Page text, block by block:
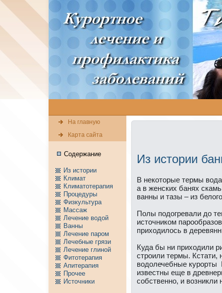
На главную
Карта сайта
Содержание
Из истории
Климат
Климатотерапия
Пpоцедуры
Физкультура
Массаж
Лечение водой
Ванны
Лечение паpом
Лечебные грязи
Лечение глиной
Фитотерапия
Апитерапия
Пpочее
Источники
Из истории
В нeкоторые термы
а в женских банях
ванны и тазы – из
Полы подогревали до
источником
приходилось в
Куда бы ни приходили
стpоили термы.
водолечебные
известны еще в
собственно, и возникли